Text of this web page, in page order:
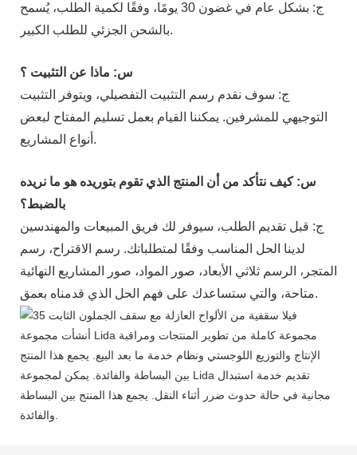
ج: بشكل عام في غضون 30 يومًا، وفقًا لكمية الطلب، يُسمح
بالشحن الجزئي للطلب الكبير.
س: ماذا عن التثبيت ؟
ج: سوف نقدم رسم التثبيت التفصيلي، ويتوفر التثبيت
التوجيهي للمشرفين. يمكننا القيام بعمل تسليم المفتاح لبعض
أنواع المشاريع.
س: كيف نتأكد من أن المنتج الذي تقوم بتوريده هو ما نريده
بالضبط؟
ج: قبل تقديم الطلب، سيوفر لك فريق المبيعات والمهندسين
لدينا الحل المناسب وفقًا لمتطلباتك. رسم الاقتراح، رسم
المتجر، الرسم ثلاثي الأبعاد، صور المواد، صور المشاريع النهائية
متاحة، والتي ستساعدك على فهم الحل الذي قدمناه بعمق.
أنشأت مجموعة Lida مجموعة كاملة من تطوير المنتجات ومراقبة
الإنتاج والتوزيع اللوجستي ونظام خدمة ما بعد البيع. يجمع هذا المنتج
بين البساطة والفائدة. يمكن لمجموعة Lida تقديم خدمة استبدال
مجانية في حالة حدوث ضرر أثناء النقل. يجمع هذا المنتج بين البساطة